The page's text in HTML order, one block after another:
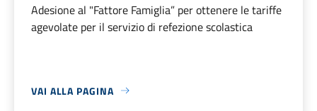
Adesione al "Fattore Famiglia” per ottenere le tariffe
agevolate per il servizio di refezione scolastica
VAI ALLA PAGINA